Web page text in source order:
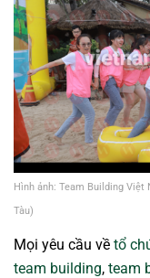
Hình ảnh: Team Building
Tàu)
Mọi yêu cầu về tổ
team building, team